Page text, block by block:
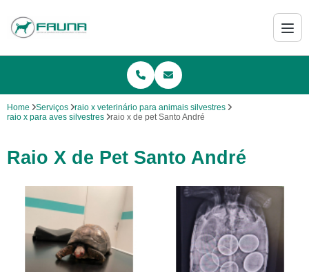
Home Serviços
raio x veterinário para animais silvestres
raio x para aves silvestres
raio x de pet Santo André
Raio X de Pet Santo André